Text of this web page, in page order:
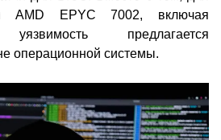
AMD EPYC 7002, включая
уязвимость предлагается
операционной системы.